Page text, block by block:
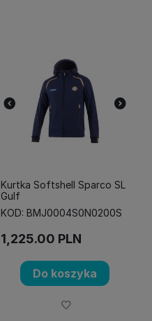
Kurtka Softshell Sparco SL
Gulf
KOD: BMJ0004S0N0200S
1,225.00 PLN
Do koszyka